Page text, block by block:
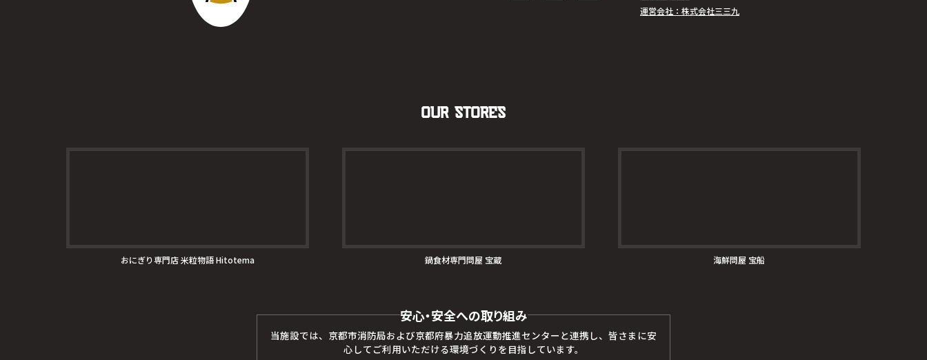
運営会社：株式会社三三九
Our Stores
おにぎり専門店 米粒物語 Hitotema 鍋食材専門問屋 宝蔵 海鮮問屋 宝船
安心・安全への取り組み
当施設では、京都市消防局および京都府暴力追放運動推進センターと連携し、皆さまに安
心してご利用いただける環境づくりを目指しています。